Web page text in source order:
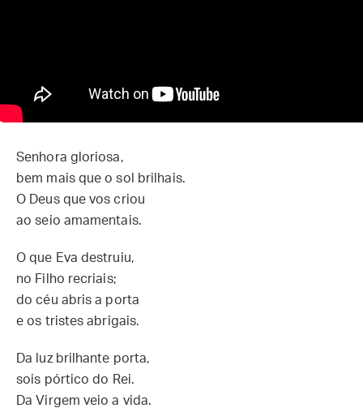
Senhora gloriosa,
bem mais que o sol brilhais.
O Deus que vos criou
ao seio amamentais.
O que Eva destruiu,
no Filho recriais;
do céu abris a porta
e os tristes abrigais.
Da luz brilhante porta,
sois pórtico do Rei.
Da Virgem veio a vida.